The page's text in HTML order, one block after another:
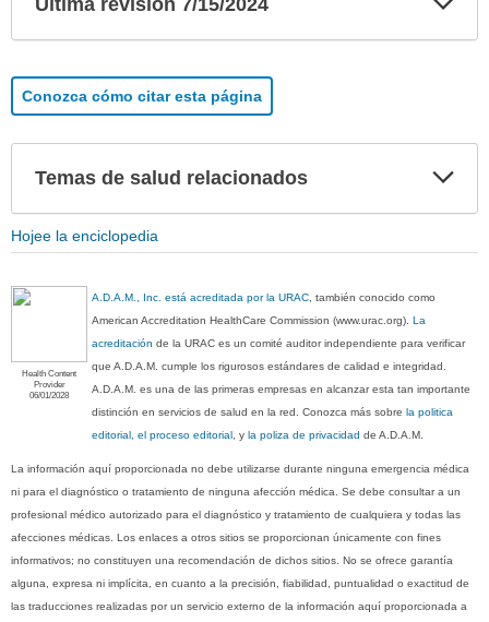
Ultima revisión 7/15/2024
Conozca cómo citar esta página
Temas de salud relacionados
Hojee la enciclopedia
Health Content
Provider
06/01/2028
A.D.A.M., Inc. está acreditada por la URAC, también conocido como
American Accreditation HealthCare Commission (www.urac.org).La
acreditación de la URAC es un comité auditor independiente para verificar
que A.D.A.M. cumple los rigurosos estándares de calidad e integridad.
A.D.A.M. es una de las primeras empresas en alcanzar esta tan importante
distinción en servicios de salud en la red. Conozca más sobrela politica
editorial, el proceso editorial, yla poliza de privacidad de A.D.A.M.
La información aquí proporcionada no debe utilizarse durante ninguna emergencia médica
ni para el diagnóstico o tratamiento de ninguna afección médica. Se debe consultar a un
profesional médico autorizado para el diagnóstico y tratamiento de cualquiera y todas las
afecciones médicas. Los enlaces a otros sitios se proporcionan únicamente con fines
informativos; no constituyen una recomendación de dichos sitios. No se ofrece garantía
alguna, expresa ni implícita, en cuanto a la precisión, fiabilidad, puntualidad o exactitud de
las traducciones realizadas por un servicio externo de la información aquí proporcionada a